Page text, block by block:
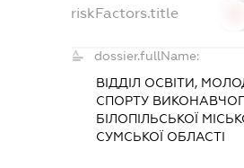
riskFactors.title
dossier.fullName:
ВІДДІЛ ОСВІТИ,
СПОРТУ
БІЛОПІЛЬСЬКОЇ
СУМСЬКОЇ ОБЛАСТІ